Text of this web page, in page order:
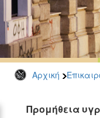
Αρχική
Προμήθεια